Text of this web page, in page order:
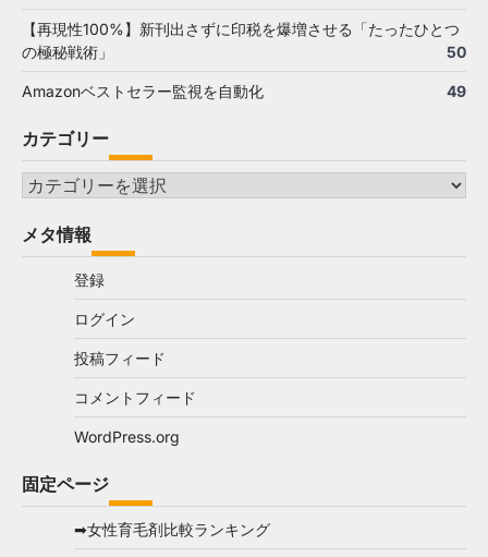
【再現性100%】新刊出さずに印税を爆増させる「たったひとつ
の極秘戦術」
50
Amazonベストセラー監視を自動化 49
カテゴリー
カ
ゴ
リ
メタ情報
登録
ログイン
投稿フィード
コメントフィード
WordPress.org
固定ページ
➡女性育毛剤比較ランキング